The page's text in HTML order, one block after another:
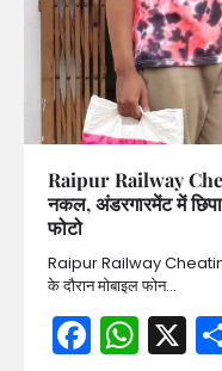
Raipur Railway
नकल, अंडरगारमेंट में
फोटो
Raipur Railway Cheating:
के दौरान मोबाइल फोन…
X